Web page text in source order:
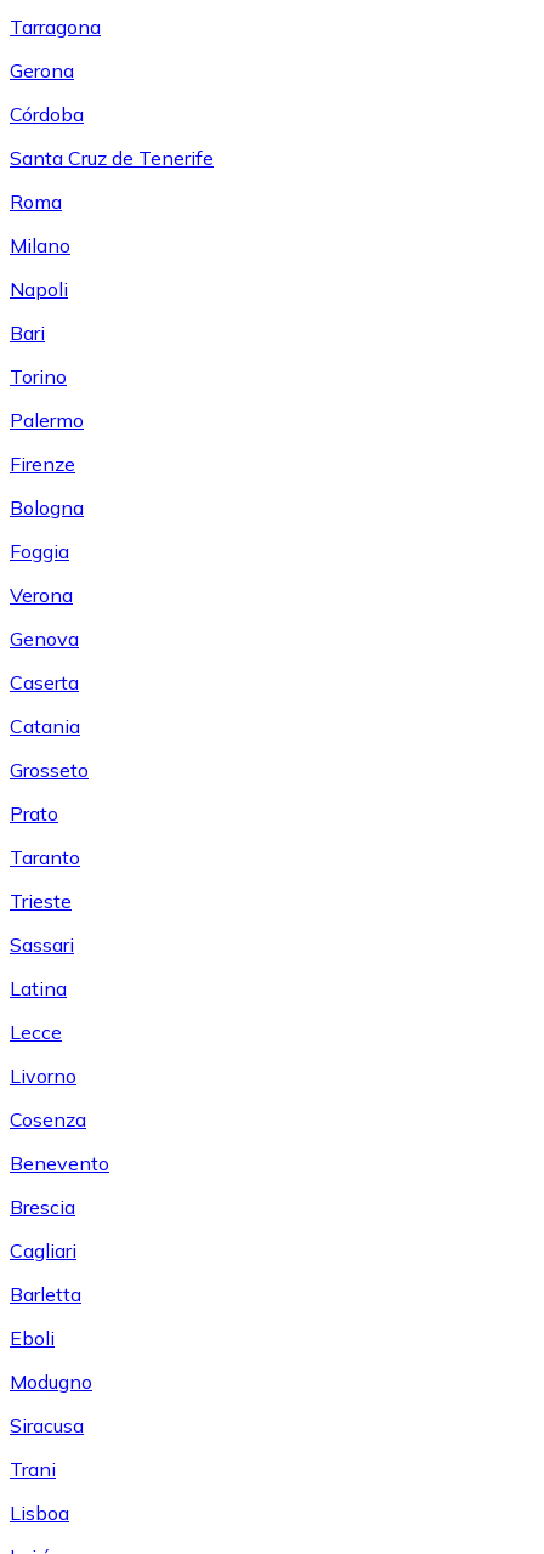
Tarragona
Gerona
Córdoba
Santa Cruz de Tenerife
Roma
Milano
Napoli
Bari
Torino
Palermo
Firenze
Bologna
Foggia
Verona
Genova
Caserta
Catania
Grosseto
Prato
Taranto
Trieste
Sassari
Latina
Lecce
Livorno
Cosenza
Benevento
Brescia
Cagliari
Barletta
Eboli
Modugno
Siracusa
Trani
Lisboa